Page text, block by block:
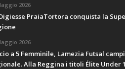
2026
PraiaTortora conquista la
2026
a 5 Femminile, Lamezia Futsal
Alla Reggina i titoli Élite Under